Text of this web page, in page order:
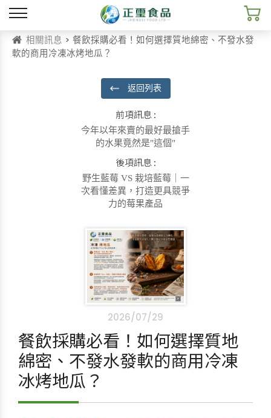
相關訊息 > 餐飲採購必看！如何選擇質地綿密、不發水發
軟的商用冷凍冰烤地瓜？
返回列表
前項訊息 :
今年以年來賣的最好最搶手
的水果竟然是"這個"
後項訊息 :
野生藍莓 VS 栽培藍莓｜一
次看懂差異，打造更具競爭
力的莓果產品
2026/07/29
餐飲採購必看！如何選擇質地
綿密、不發水發軟的商用冷凍
冰烤地瓜？